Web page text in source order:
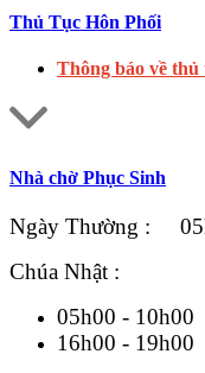
Thủ Tục Hôn Phối
Thông báo về
Nhà chờ Phục Sinh
Ngày Thường :
Chúa Nhật :
05h00 - 10h00
16h00 - 19h00